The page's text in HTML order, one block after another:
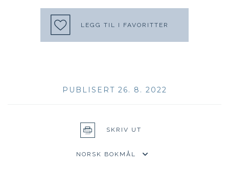
LEGG TIL I FAVORITTER
PUBLISERT 26. 8. 2022
SKRIV UT